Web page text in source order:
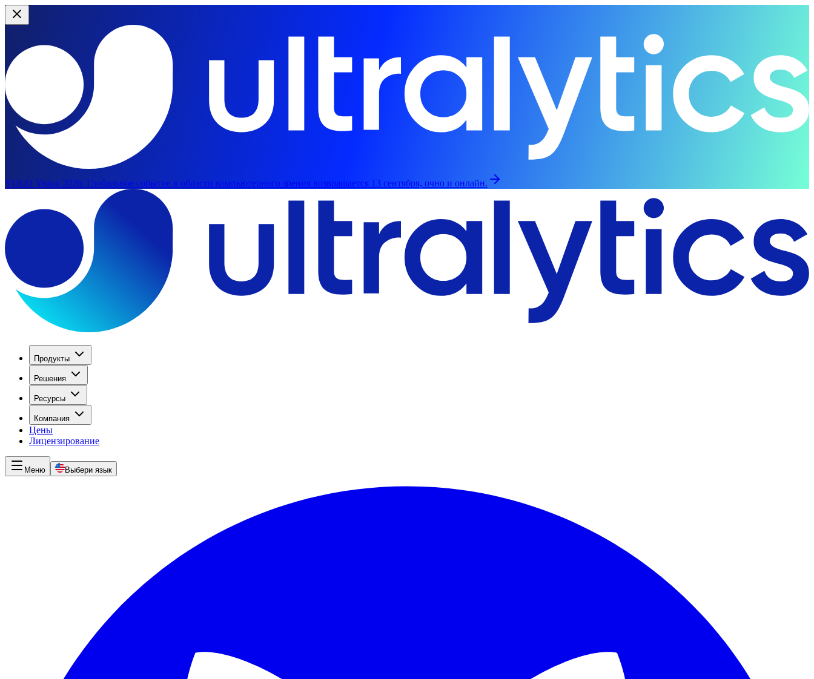
YOLO Vision 2026: Глобальное событие в области компьютерного зрения возвращается 13 сентября, очно и онлайн.
Продукты
Решения
Ресурсы
Компания
Цены
Лицензирование
Меню Выбери язык